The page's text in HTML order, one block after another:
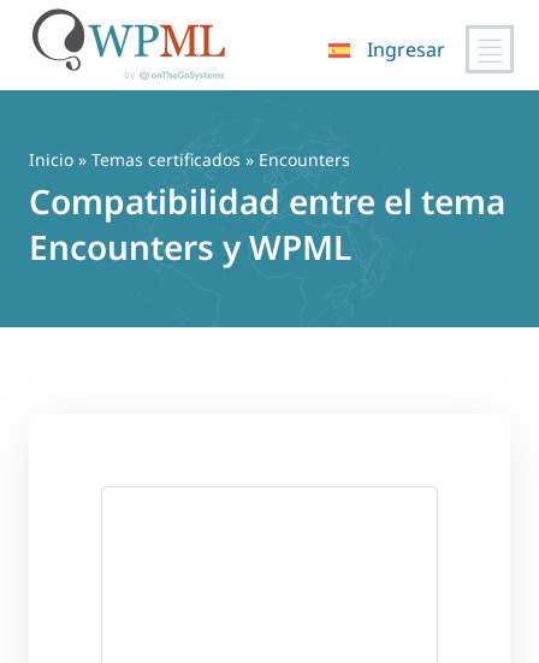
contenido
Ingresar
Inicio » Temas certificados » Encounters
Compatibilidad entre el tema
Encounters y WPML